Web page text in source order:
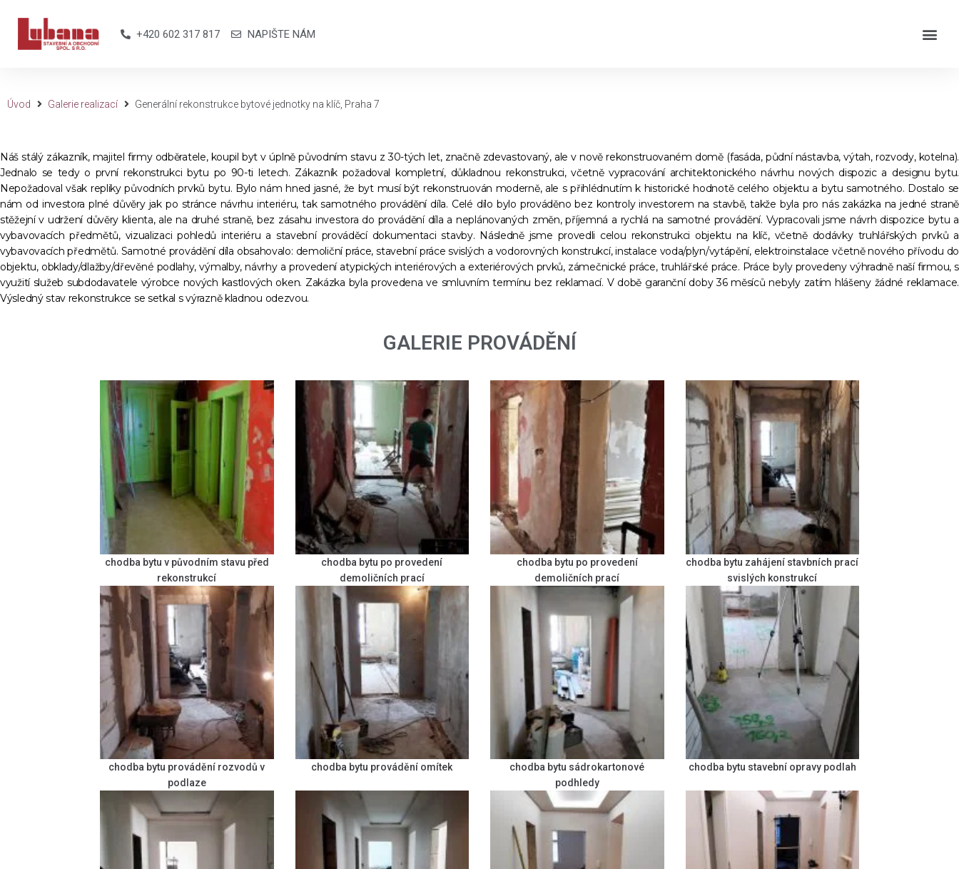
+420 602 317 817 NAPIŠTE NÁM
Úvod Galerie realizací Generální rekonstrukce bytové jednotky na klíč, Praha 7
Náš stálý zákazník, majitel firmy odběratele, koupil byt v úplně původním stavu z 30-tých let, značně zdevastovaný, ale v nově rekonstruovaném domě (fasáda, půdní nástavba, výtah, rozvody, kotelna).
Jednalo se tedy o první rekonstrukci bytu po 90-ti letech. Zákazník požadoval kompletní, důkladnou rekonstrukci, včetně vypracování architektonického návrhu nových dispozic a designu bytu.
Nepožadoval však repliky původních prvků bytu. Bylo nám hned jasné, že byt musí být rekonstruován moderně, ale s přihlédnutím k historické hodnotě celého objektu a bytu samotného. Dostalo se
nám od investora plné důvěry jak po stránce návrhu interiéru, tak samotného provádění díla. Celé dílo bylo prováděno bez kontroly investorem na stavbě, takže byla pro nás zakázka na jedné straně
stěžejní v udržení důvěry klienta, ale na druhé straně, bez zásahu investora do provádění díla a neplánovaných změn, příjemná a rychlá na samotné provádění. Vypracovali jsme návrh dispozice bytu a
vybavovacích předmětů, vizualizaci pohledů interiéru a stavební prováděcí dokumentaci stavby. Následně jsme provedli celou rekonstrukci objektu na klíč, včetně dodávky truhlářských prvků a
vybavovacích předmětů. Samotné provádění díla obsahovalo: demoliční práce, stavební práce svislých a vodorovných konstrukcí, instalace voda/plyn/vytápění, elektroinstalace včetně nového přívodu do
objektu, obklady/dlažby/dřevěné podlahy, výmalby, návrhy a provedení atypických interiérových a exteriérových prvků, zámečnické práce, truhlářské práce. Práce byly provedeny výhradně naší firmou, s
využití služeb subdodavatele výrobce nových kastlových oken. Zakázka byla provedena ve smluvním termínu bez reklamací. V době garanční doby 36 měsíců nebyly zatím hlášeny žádné reklamace.
Výsledný stav rekonstrukce se setkal s výrazně kladnou odezvou.
GALERIE PROVÁDĚNÍ
chodba bytu v původním stavu před
rekonstrukcí
chodba bytu po provedení
demoličních prací
chodba bytu po provedení
demoličních prací
chodba bytu zahájení stavbních prací
svislých konstrukcí
chodba bytu provádění rozvodů v
podlaze
chodba bytu provádění omítek
chodba bytu sádrokartonové
podhledy
chodba bytu stavební opravy podlah